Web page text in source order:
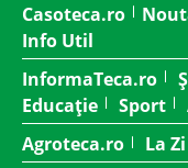
Casoteca.ro
Info Util
InformaTeca.ro
Educație
Sport
Agroteca.ro
La Zi